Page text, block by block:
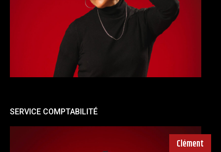
SERVICE COMPTABILITÉ
Clément